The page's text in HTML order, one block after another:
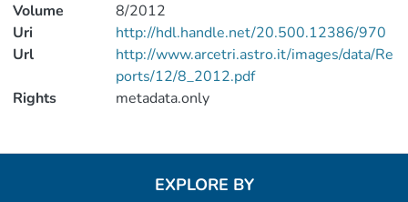
Volume
8/2012
Uri
http://hdl.handle.net/20.500.12386/970
Url
http://www.arcetri.astro.it/images/data/Re
ports/12/8_2012.pdf
Rights
metadata.only
EXPLORE BY